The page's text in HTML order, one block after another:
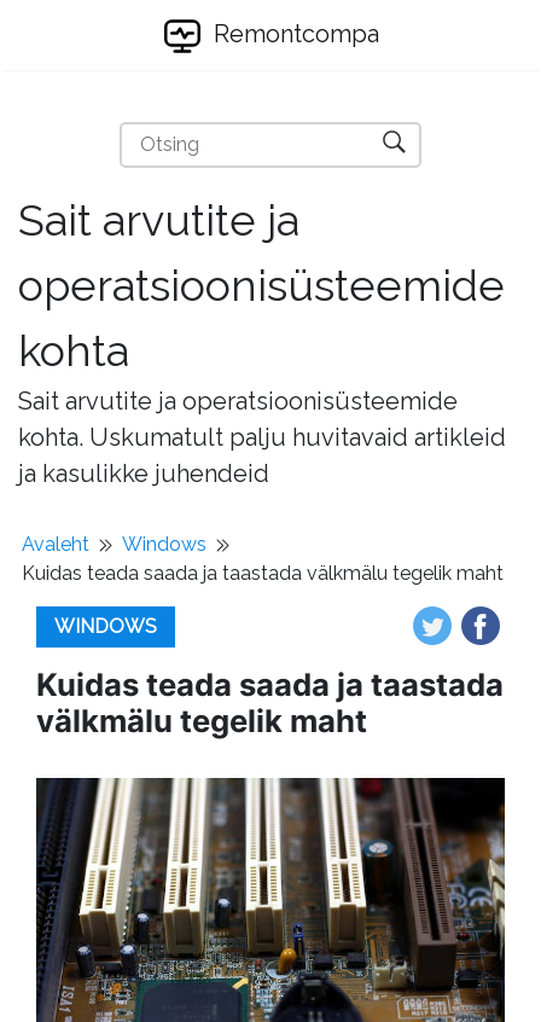
Remontcompa
Sait arvutite ja
operatsioonisüsteemide
kohta
Sait arvutite ja operatsioonisüsteemide
kohta. Uskumatult palju huvitavaid artikleid
ja kasulikke juhendeid
Avaleht
Windows
Kuidas teada saada ja taastada välkmälu tegelik maht
WINDOWS
Kuidas teada saada ja taastada
välkmälu tegelik maht